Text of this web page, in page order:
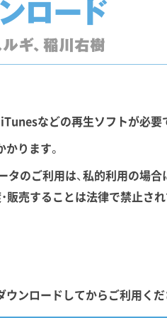
などの再生ソフトが必要
ります。
のご利用は、私的利用の場合
販売することは法律で禁止され
ンロードしてからご利用くだ